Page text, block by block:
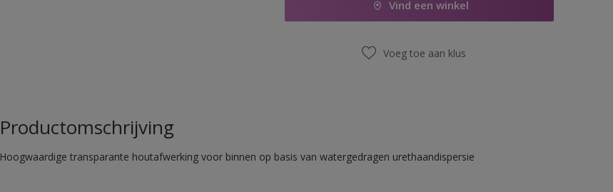
Vind een winkel
Voeg toe aan klus
Productomschrijving
Hoogwaardige transparante houtafwerking voor binnen op basis van watergedragen urethaandispersie